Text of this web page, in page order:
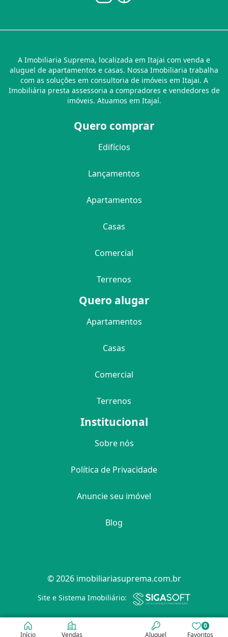
Filtro
A Imobiliaria Suprema, localizada em Itajai com venda e
aluguel de apartamentos e casas. Nossa Imobiliaria trabalha
com as soluções em consultoria de imóveis em Itajai. A
Imobiliária presta assessoria a compradores e vendedores de
imóveis. Atuamos em Itajaí.
Quero comprar
Edifícios
Lançamentos
Apartamentos
Casas
Comercial
Terrenos
Quero alugar
Apartamentos
Casas
Comercial
Terrenos
Institucional
Sobre nós
Política de Privacidade
Anuncie seu imóvel
Blog
© 2026 imobiliariasuprema.com.br
Site e Sistema Imobiliário:
Início Vendas Aluguel
0
Favoritos